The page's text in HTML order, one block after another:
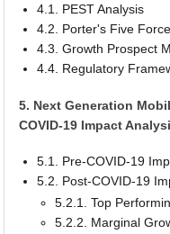
4.1. PEST Analysis
4.2. Porter's Five
4.3. Growth Prospect
4.4. Regulatory
5. Next Generation
COVID-19 Impact
5.1. Pre-COVID-19
5.2. Post-COVID-19
5.2.1. Top
5.2.2. Marginal